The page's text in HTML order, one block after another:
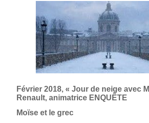
Février 2018, « Jour de neige avec
Renault, animatrice ENQUÊTE
Moïse et le grec